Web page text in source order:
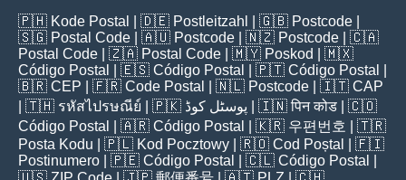
🇵🇭 Kode Postal | 🇩🇪 Postleitzahl | 🇬🇧 Postcode
🇸🇬 Postal Code | 🇦🇺 Postcode | 🇳🇿 Postcode | 🇨🇦
Postal Code | 🇿🇦 Postal Code | 🇲🇾 Poskod
| 🇲🇽
Código Postal
| 🇪🇸 Código Postal | 🇵🇹 Código Postal
🇧🇷 CEP | 🇫🇷 Code Postal | 🇳🇱 Postcode | 🇮🇹 CAP
| 🇹🇭 รหัสไปรษณีย์ | 🇵🇰 پوسٹل کوڈ | 🇮🇳पिन कोड | 🇨🇴
Código Postal
| 🇦🇷 Código Postal | 🇰🇷 우편번호
| 🇹🇷
Posta Kodu | 🇵🇱 Kod Pocztowy | 🇷🇴 Cod Poștal
| 🇫🇮
Postinumero | 🇵🇪 Código Postal | 🇨🇱 Código Postal